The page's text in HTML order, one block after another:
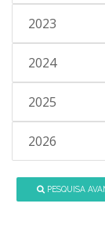
2023
2024
2025
2026
PESQUISA